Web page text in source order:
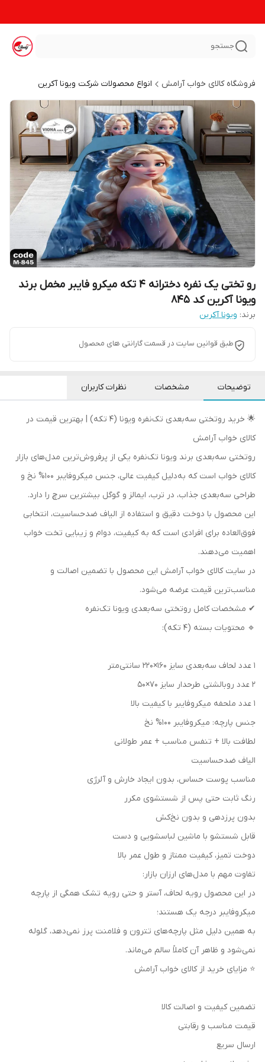
جستجو
فروشگاه کالای خواب آرامش انواع محصولات شرکت ویونا آکرین
رو تختی یک نفره دخترانه 4 تکه میکرو فایبر مخمل برند
ویونا آکرین کد 845
برند: ویونا آکرین
طبق قوانین سایت در قسمت گارانتی های محصول
توضیحات مشخصات نظرات کاربران
🌟 خرید روتختی سه‌بعدی تک‌نفره ویونا (۴ تکه) | بهترین قیمت در
کالای خواب آرامش
روتختی سه‌بعدی برند ویونا تک‌نفره یکی از پرفروش‌ترین مدل‌های بازار
کالای خواب است که به‌دلیل کیفیت عالی، جنس میکروفایبر 100% نخ و
طراحی سه‌بعدی جذاب، در ترب، ایمالز و گوگل بیشترین سرچ را دارد.
این محصول با دوخت دقیق و استفاده از الیاف ضدحساسیت، انتخابی
فوق‌العاده برای افرادی است که به کیفیت، دوام و زیبایی تخت خواب
اهمیت می‌دهند.
در سایت کالای خواب آرامش این محصول با تضمین اصالت و
مناسب‌ترین قیمت عرضه می‌شود.
✔ مشخصات کامل روتختی سه‌بعدی ویونا تک‌نفره
🔹 محتویات بسته (۴ تکه):
۱ عدد لحاف سه‌بعدی سایز ۱۶۰×۲۲۰ سانتی‌متر
۲ عدد روبالشتی طرحدار سایز ۷۰×۵۰
۱ عدد ملحفه میکروفایبر با کیفیت بالا
جنس پارچه: میکروفایبر 100% نخ
لطافت بالا + تنفس مناسب + عمر طولانی
الیاف ضدحساسیت
مناسب پوست حساس، بدون ایجاد خارش و آلرژی
رنگ ثابت حتی پس از شستشوی مکرر
بدون پرزدهی و بدون نخ‌کش
قابل شستشو با ماشین لباسشویی و دست
دوخت تمیز، کیفیت ممتاز و طول عمر بالا
تفاوت مهم با مدل‌های ارزان بازار:
در این محصول رویه لحاف، آستر و حتی رویه تشک همگی از پارچه
میکروفایبر درجه یک هستند؛
به همین دلیل مثل پارچه‌های تترون و فلامنت پرز نمی‌دهد، گلوله
نمی‌شود و ظاهر آن کاملاً سالم می‌ماند.
⭐ مزایای خرید از کالای خواب آرامش
تضمین کیفیت و اصالت کالا
قیمت مناسب و رقابتی
ارسال سریع